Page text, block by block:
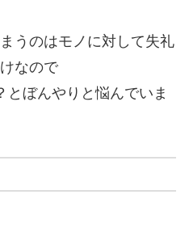
うのはモノに対して失礼
なので
とぼんやりと悩んでいま